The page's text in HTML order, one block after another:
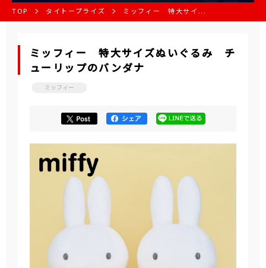
TOP タイトープライズ ミッフィー 特大サイ...
ミッフィー 特大サイズぬいぐるみ チ
ューリップのバンダナ
ミッフィー